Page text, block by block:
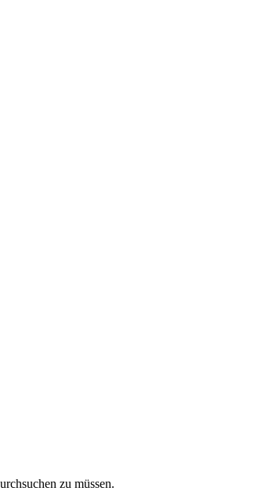
zu müssen.